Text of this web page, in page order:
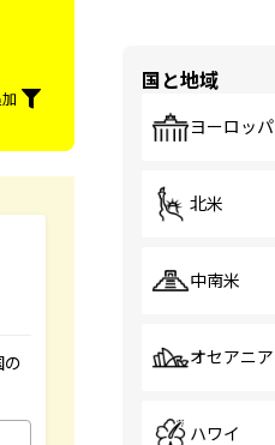
国と地域
ヨーロッパ
北米
中南米
オセアニア
ハワイ